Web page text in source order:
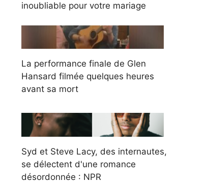
inoubliable pour votre mariage
La performance finale de Glen
Hansard filmée quelques heures
avant sa mort
Syd et Steve Lacy, des internautes,
se délectent d'une romance
désordonnée : NPR